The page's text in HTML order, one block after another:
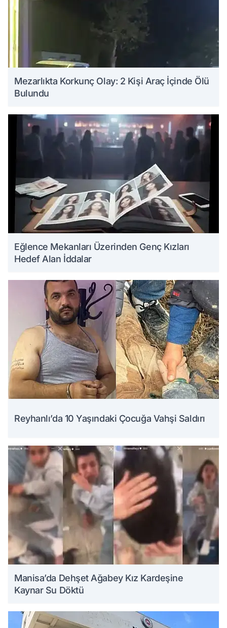
Mezarlıkta Korkunç Olay: 2 Kişi Araç İçinde Ölü
Bulundu
Eğlence Mekanları Üzerinden Genç Kızları
Hedef Alan İddalar
Reyhanlı’da 10 Yaşındaki Çocuğa Vahşi Saldırı
Manisa’da Dehşet Ağabey Kız Kardeşine
Kaynar Su Döktü